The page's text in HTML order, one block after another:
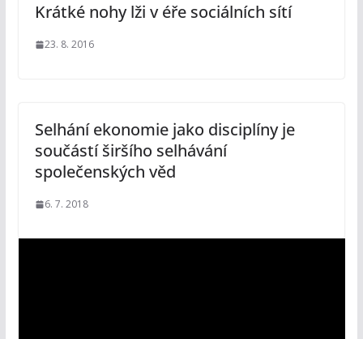
Krátké nohy lži v éře sociálních sítí
23. 8. 2016
Selhání ekonomie jako disciplíny je
součástí širšího selhávání
společenských věd
6. 7. 2018